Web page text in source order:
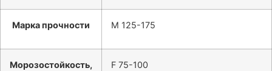
Марка прочности М 125-175
Морозостойкость,
F 75-100